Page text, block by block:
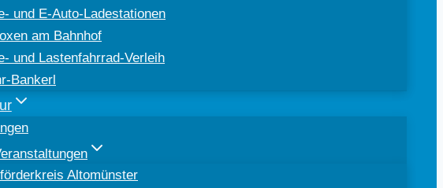
und E-Auto-Ladestationen
am Bahnhof
und Lastenfahrrad-Verleih
Bankerl
Altomünster